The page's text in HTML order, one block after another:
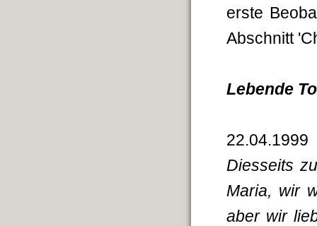
erste
Abschnitt
Lebende
Diesseits
Maria, wir
aber wir